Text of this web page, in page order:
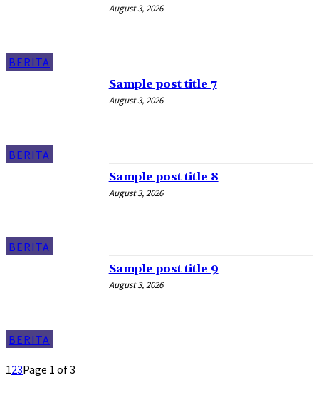
BERITA
August 3, 2026
BERITA
Sample post title 7
August 3, 2026
BERITA
Sample post title 8
August 3, 2026
BERITA
Sample post title 9
August 3, 2026
123Page 1 of 3